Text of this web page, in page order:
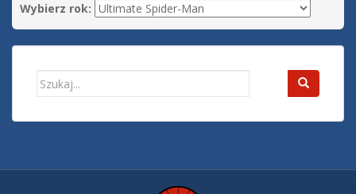
Wybierz rok:
Search